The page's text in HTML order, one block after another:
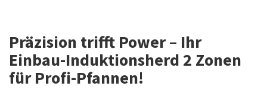
Präzision trifft Power – Ihr
Einbau-Induktionsherd 2 Zonen
für Profi-Pfannen!